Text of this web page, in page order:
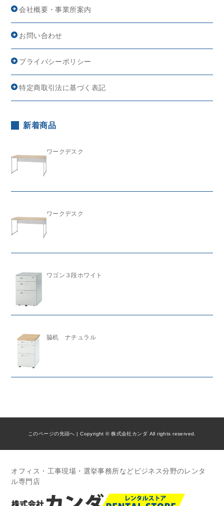
会社概要・事業所案内
お問い合わせ
プライバシーポリシー
特定商取引法に基づく表記
新着商品
ワークデスク
ワークデスク
ワゴン３段ホワイト
脇机 ナチュラル
このページの先頭へ | Copyright © 株式会社カンダ All rights reserved.
オフィス・工事現場・選挙事務所などビジネス分野のレンタ
ル専門店